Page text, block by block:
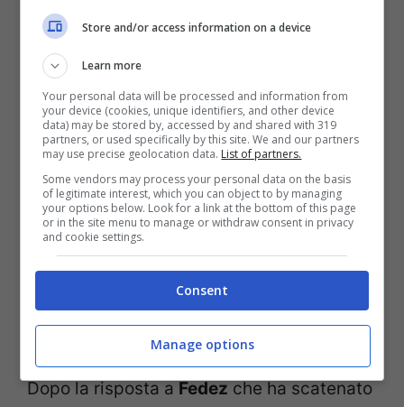
Il cantante Aka7even (getty images)
Dopo la risposta a Fedez che ha scatenato
Store and/or access information on a device
Learn more
Your personal data will be processed and information from
your device (cookies, unique identifiers, and other device
data) may be stored by, accessed by and shared with 319
partners, or used specifically by this site. We and our partners
may use precise geolocation data. List of partners.
Some vendors may process your personal data on the basis
of legitimate interest, which you can object to by managing
your options below. Look for a link at the bottom of this page
or in the site menu to manage or withdraw consent in privacy
and cookie settings.
Consent
Manage options